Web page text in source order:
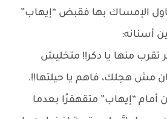
الإمساك بها فقبض “إيهاب”
أسنانه:
تقرب منها يا دكر!! متخليش
مش هحِلك، فاهم يا حيلتها!!.
“إيهاب” متقهقرًا بعدما